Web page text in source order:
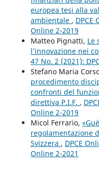
europea tesi alla
ambientale , DPCE
Online 2-2019
Matteo Pignatti, Le
l’innovazione nei
47 No. 2 (2021):
Stefano Maria
procedimento
confronti del
direttiva P.I.F. ,
Online 2-2019
Micol Ferrario,
regolamentazione
Svizzera , DPCE
Online 2-2021